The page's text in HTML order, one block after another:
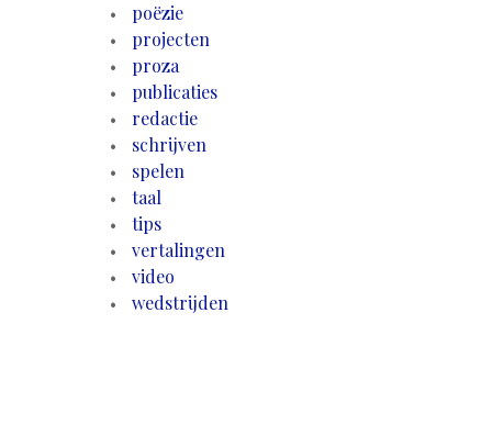
poëzie
projecten
proza
publicaties
redactie
schrijven
spelen
taal
tips
vertalingen
video
wedstrijden